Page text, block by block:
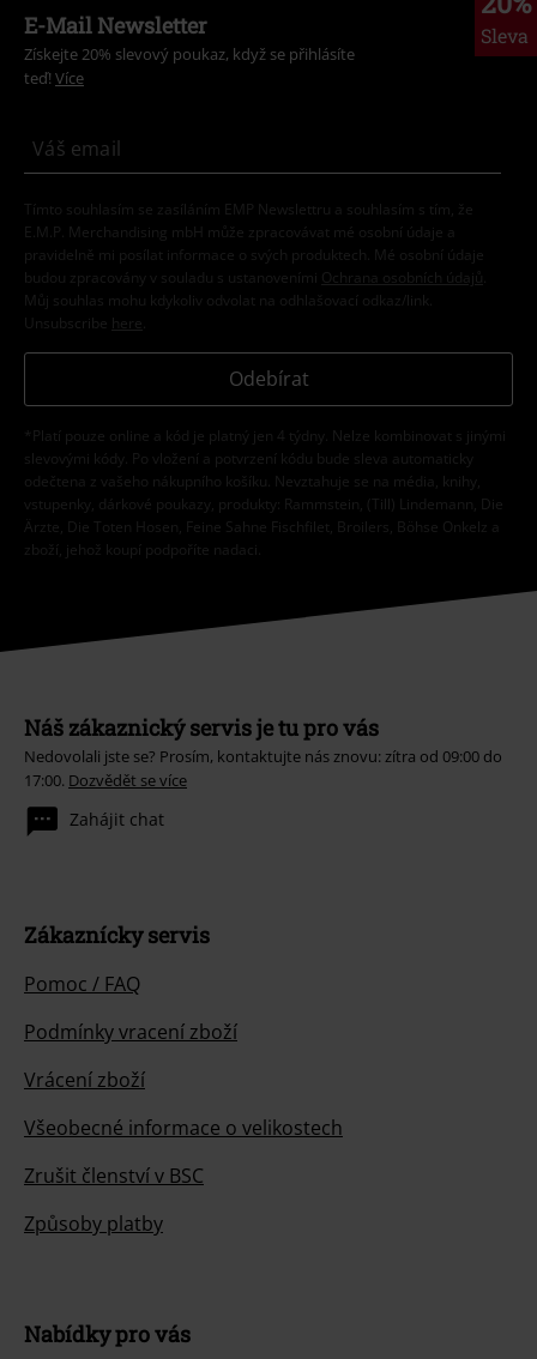
Sleva
E-Mail Newsletter
Získejte 20% slevový poukaz, když se přihlásíte
teď! Více
Tímto souhlasím se zasíláním EMP Newslettru a souhlasím s tím, že
E.M.P. Merchandising mbH může zpracovávat mé osobní údaje a
pravidelně mi posílat informace o svých produktech. Mé osobní údaje
budou zpracovány v souladu s ustanoveními
Ochrana osobních údajů
Můj souhlas mohu kdykoliv odvolat na odhlašovací odkaz/link.
Unsubscribe here
Odebírat
*Platí pouze online a kód je platný jen 4 týdny. Nelze kombinovat s jinými
slevovými kódy. Po vložení a potvrzení kódu bude sleva automaticky
odečtena z vašeho nákupního košíku. Nevztahuje se na média, knihy,
vstupenky, dárkové poukazy, produkty: Rammstein, (Till) Lindemann, Die
Ärzte, Die Toten Hosen, Feine Sahne Fischfilet, Broilers, Böhse Onkelz a
zboží, jehož koupí podpoříte nadaci.
Náš zákaznický servis je tu pro vás
Nedovolali jste se? Prosím, kontaktujte nás znovu: zítra od 09:00 do
17:00. Dozvědět se více
Zahájit chat
Zákaznícky servis
Pomoc / FAQ
Podmínky vracení zboží
Vrácení zboží
Všeobecné informace o velikostech
Zrušit členství v BSC
Způsoby platby
Nabídky pro vás